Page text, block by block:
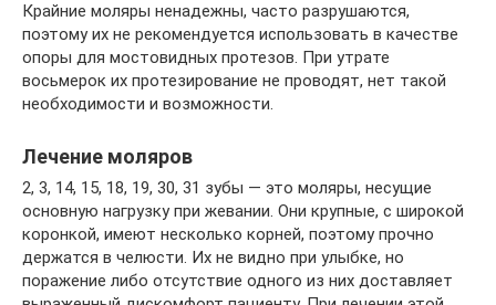
Крайние моляры ненадежны, часто разрушаются,
поэтому их не рекомендуется использовать в качестве
опоры для мостовидных протезов. При утрате
восьмерок их протезирование не проводят, нет такой
необходимости и возможности.
Лечение моляров
2, 3, 14, 15, 18, 19, 30, 31 зубы — это моляры, несущие
основную нагрузку при жевании. Они крупные, с широкой
коронкой, имеют несколько корней, поэтому прочно
держатся в челюсти. Их не видно при улыбке, но
поражение либо отсутствие одного из них доставляет